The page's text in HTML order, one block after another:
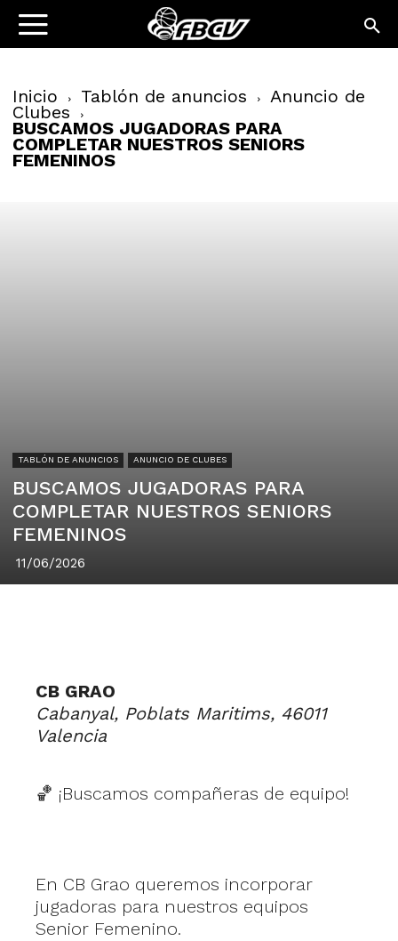
Inicio Tablón de anuncios Anuncio de
Clubes
BUSCAMOS JUGADORAS PARA
COMPLETAR NUESTROS SENIORS
FEMENINOS
TABLÓN DE ANUNCIOS ANUNCIO DE CLUBES
BUSCAMOS JUGADORAS PARA
COMPLETAR NUESTROS SENIORS
FEMENINOS
11/06/2026
CB GRAO
Cabanyal, Poblats Maritims, 46011
Valencia
🏀 ¡Buscamos compañeras de equipo!
En CB Grao queremos incorporar
jugadoras para nuestros equipos
Senior Femenino.